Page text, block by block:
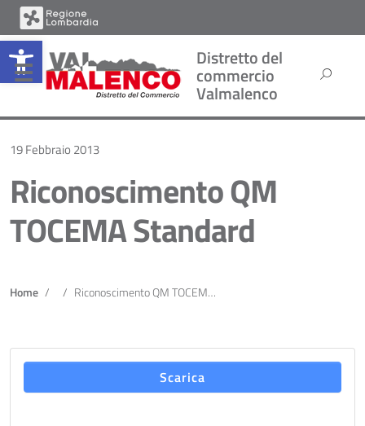
Open toolbar Distretto del
commercio
Valmalenco
19 Febbraio 2013
Riconoscimento QM
TOCEMA Standard
Home Riconoscimento QM TOCEMA Standard
Scarica